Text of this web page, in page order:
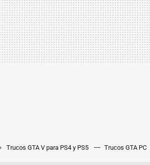
Trucos GTA V para PS4 y PS5 Trucos GTA PC